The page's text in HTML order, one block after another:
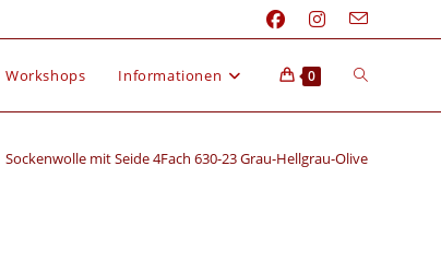
Workshops Informationen 0
Sockenwolle mit Seide 4Fach 630-23 Grau-Hellgrau-Olive